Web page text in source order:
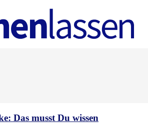
Das musst Du wissen